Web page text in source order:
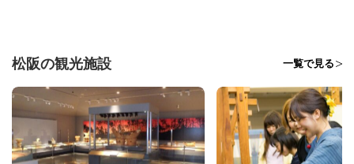
松阪の観光施設 一覧で見る